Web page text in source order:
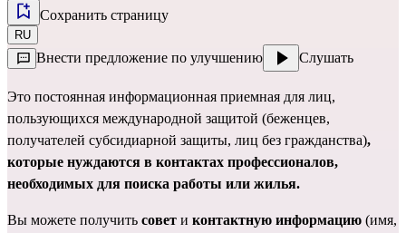
Сохранить страницу
RU
Внести предложение по улучшению Слушать
Это постоянная информационная приемная для лиц,
пользующихся международной защитой (беженцев,
получателей субсидиарной защиты, лиц без гражданства),
которые нуждаются в контактах профессионалов,
необходимых для поиска работы или жилья.
Вы можете получить совет и контактную информацию (имя,